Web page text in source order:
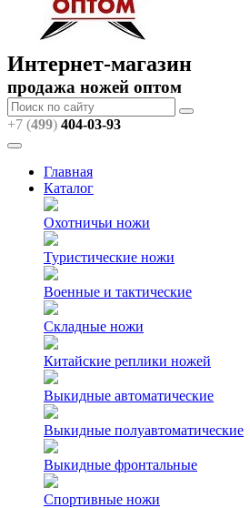
Интернет-магазин
продажа ножей оптом
+7 (499) 404-03-93
Главная
Каталог
Охотничьи ножи
Туристические ножи
Военные и тактические
Складные ножи
Китайские реплики ножей
Выкидные автоматические
Выкидные полуавтоматические
Выкидные фронтальные
Спортивные ножи